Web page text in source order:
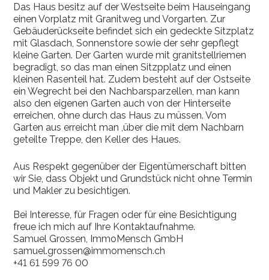
Das Haus besitz auf der Westseite beim Hauseingang
einen Vorplatz mit Granitweg und Vorgarten. Zur
Gebäuderückseite befindet sich ein gedeckte Sitzplatz
mit Glasdach, Sonnenstore sowie der sehr gepflegt
kleine Garten. Der Garten wurde mit granitstellriemen
begradigt, so das man einen Sitzpplatz und einen
kleinen Rasenteil hat. Zudem besteht auf der Ostseite
ein Wegrecht bei den Nachbarsparzellen, man kann
also den eigenen Garten auch von der Hinterseite
erreichen, ohne durch das Haus zu müssen. Vom
Garten aus erreicht man ,über die mit dem Nachbarn
geteilte Treppe, den Keller des Haues.
Aus Respekt gegenüber der Eigentümerschaft bitten
wir Sie, dass Objekt und Grundstück nicht ohne Termin
und Makler zu besichtigen.
Bei Interesse, für Fragen oder für eine Besichtigung
freue ich mich auf Ihre Kontaktaufnahme.
Samuel Grossen, ImmoMensch GmbH
samuel.grossen@immomensch.ch
+41 61 599 76 00